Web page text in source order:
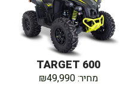
TARGET 600
מחיר: ₪49,990